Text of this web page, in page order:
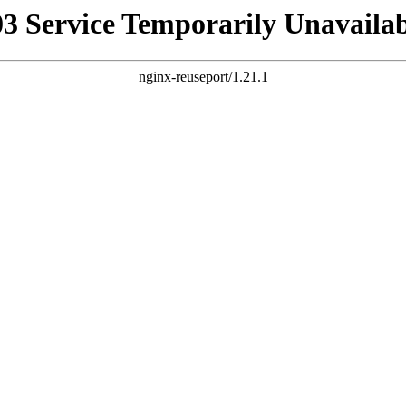
Service Temporarily
nginx-reuseport/1.21.1